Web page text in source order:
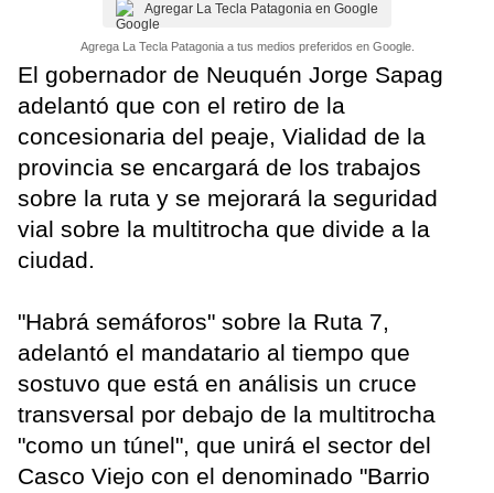
Agregar La Tecla Patagonia en Google
Agrega La Tecla Patagonia a tus medios preferidos en Google.
El gobernador de Neuquén Jorge Sapag
adelantó que con el retiro de la
concesionaria del peaje, Vialidad de la
provincia se encargará de los trabajos
sobre la ruta y se mejorará la seguridad
vial sobre la multitrocha que divide a la
ciudad.
"Habrá semáforos" sobre la Ruta 7,
adelantó el mandatario al tiempo que
sostuvo que está en análisis un cruce
transversal por debajo de la multitrocha
"como un túnel", que unirá el sector del
Casco Viejo con el denominado "Barrio